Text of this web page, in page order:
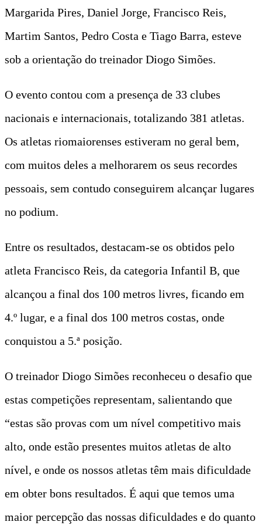
Margarida Pires, Daniel Jorge, Francisco Reis,
Martim Santos, Pedro Costa e Tiago Barra, esteve
sob a orientação do treinador Diogo Simões.
O evento contou com a presença de 33 clubes
nacionais e internacionais, totalizando 381 atletas.
Os atletas riomaiorenses estiveram no geral bem,
com muitos deles a melhorarem os seus recordes
pessoais, sem contudo conseguirem alcançar lugares
no podium.
Entre os resultados, destacam-se os obtidos pelo
atleta Francisco Reis, da categoria Infantil B, que
alcançou a final dos 100 metros livres, ficando em
4.º lugar, e a final dos 100 metros costas, onde
conquistou a 5.ª posição.
O treinador Diogo Simões reconheceu o desafio que
estas competições representam, salientando que
“estas são provas com um nível competitivo mais
alto, onde estão presentes muitos atletas de alto
nível, e onde os nossos atletas têm mais dificuldade
em obter bons resultados. É aqui que temos uma
maior percepção das nossas dificuldades e do quanto